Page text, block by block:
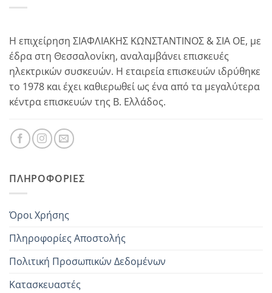
Η επιχείρηση ΣΙΑΦΛΙΑΚΗΣ ΚΩΝΣΤΑΝΤΙΝΟΣ & ΣΙΑ ΟΕ, με
έδρα στη Θεσσαλονίκη, αναλαμβάνει επισκευές
ηλεκτρικών συσκευών. Η εταιρεία επισκευών ιδρύθηκε
το 1978 και έχει καθιερωθεί ως ένα από τα μεγαλύτερα
κέντρα επισκευών της Β. Ελλάδος.
ΠΛΗΡΟΦΟΡΊΕΣ
Όροι Χρήσης
Πληροφορίες Αποστολής
Πολιτική Προσωπικών Δεδομένων
Κατασκευαστές